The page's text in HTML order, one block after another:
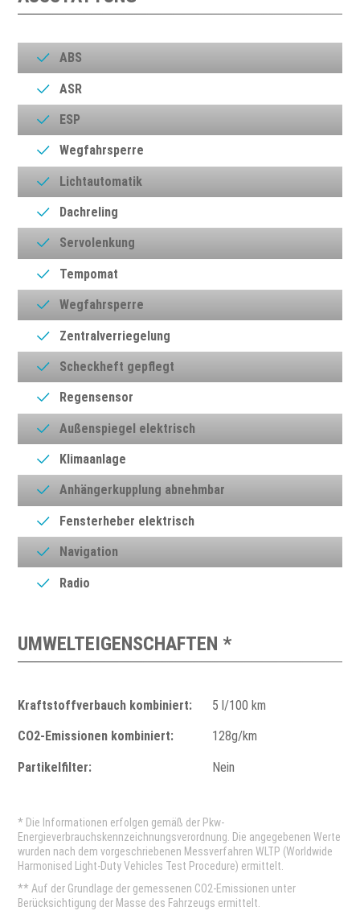
ABS
ASR
ESP
Wegfahrsperre
Lichtautomatik
Dachreling
Servolenkung
Tempomat
Wegfahrsperre
Zentralverriegelung
Scheckheft gepflegt
Regensensor
Außenspiegel elektrisch
Klimaanlage
Anhängerkupplung abnehmbar
Fensterheber elektrisch
Navigation
Radio
UMWELTEIGENSCHAFTEN *
Kraftstoffverbauch kombiniert: 5 l/100 km
CO2-Emissionen kombiniert: 128g/km
Partikelfilter: Nein
* Die Informationen erfolgen gemäß der Pkw-
Energieverbrauchskennzeichnungsverordnung. Die angegebenen Werte
wurden nach dem vorgeschriebenen Messverfahren WLTP (Worldwide
Harmonised Light-Duty Vehicles Test Procedure) ermittelt.
** Auf der Grundlage der gemessenen CO2-Emissionen unter
Berücksichtigung der Masse des Fahrzeugs ermittelt.